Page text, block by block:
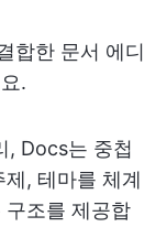
합한 문서 에디
.
, Docs는 중첩
, 테마를 체계
구조를 제공합